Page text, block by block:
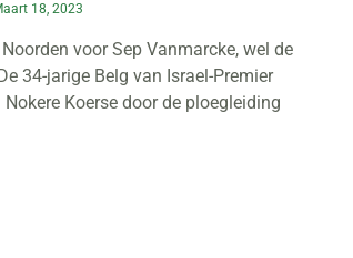
18, 2023
voor Sep Vanmarcke, wel de
34-jarige Belg van Israel-Premier
Koerse door de ploegleiding